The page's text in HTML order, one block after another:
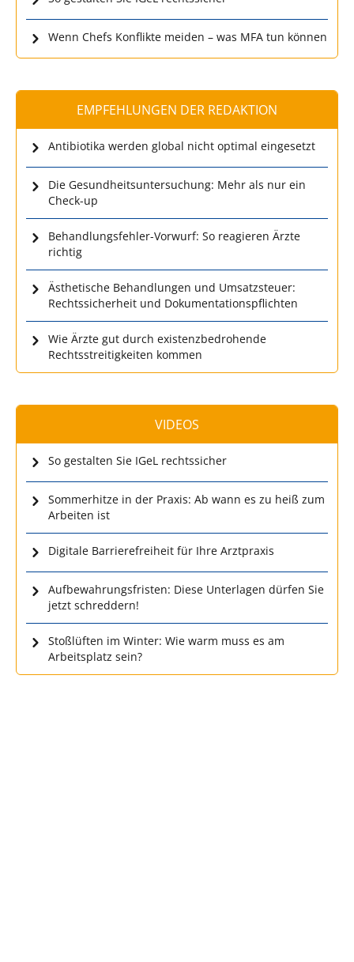
Wenn Chefs Konflikte meiden – was MFA tun können
EMPFEHLUNGEN DER REDAKTION
Antibiotika werden global nicht optimal eingesetzt
Die Gesundheitsuntersuchung: Mehr als nur ein
Check-up
Behandlungsfehler-Vorwurf: So reagieren Ärzte
richtig
Ästhetische Behandlungen und Umsatzsteuer:
Rechtssicherheit und Dokumentationspflichten
Wie Ärzte gut durch existenzbedrohende
Rechtsstreitigkeiten kommen
VIDEOS
So gestalten Sie IGeL rechtssicher
Sommerhitze in der Praxis: Ab wann es zu heiß zum
Arbeiten ist
Digitale Barrierefreiheit für Ihre Arztpraxis
Aufbewahrungsfristen: Diese Unterlagen dürfen Sie
jetzt schreddern!
Stoßlüften im Winter: Wie warm muss es am
Arbeitsplatz sein?